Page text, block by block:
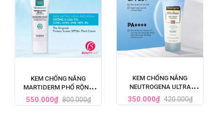
KEM CHỐNG NẮNG
MARTIDERM PHỔ RỘNG
BẢO VỆ TOÀN DIỆN SPF50+
550.000₫ 800.000₫
KEM CHỐNG NẮNG
NEUTROGENA ULTRA
SHEER SPF 50 88ML
350.000₫ 420.000₫